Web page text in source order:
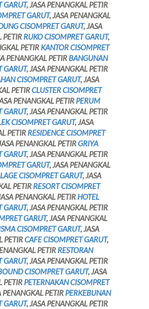
GARUT, JASA PENANGKAL PETIR
GARUT, JASA PENANGKAL
CISOMPRET GARUT, JASA
PETIR RUKO CISOMPRET GARUT,
PETIR KANTOR CISOMPRET
PENANGKAL PETIRBANGUNAN
GARUT, JASA PENANGKAL PETIR
CISOMPRET GARUT, JASA
PETIRCLUSTER CISOMPRET
PENANGKAL PETIR PERUM
GARUT, JASA PENANGKAL PETIR
CISOMPRET GARUT, JASA
PETIR RESIDENCE CISOMPRET
PENANGKAL PETIRGRIYA
GARUT, JASA PENANGKAL PETIR
GARUT, JASA PENANGKAL
CISOMPRET GARUT, JASA
PETIR RESORT CISOMPRET
PENANGKAL PETIRHOTEL
GARUT, JASA PENANGKAL PETIR
GARUT, JASA PENANGKAL
CISOMPRET GARUT, JASA
PETIRCAFE CISOMPRET GARUT,
PETIR RESTORAN
GARUT, JASA PENANGKAL PETIR
CISOMPRET GARUT, JASA
PETIR PETERNAKAN CISOMPRET
PENANGKAL PETIR PERKEBUNAN
GARUT, JASA PENANGKAL PETIR